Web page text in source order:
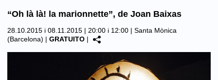
“Oh là là! la marionnette”, de Joan Baixas
28.10.2015 i 08.11.2015 | 20:00 i 12:00 | Santa Mònica
(Barcelona) | GRATUITO |